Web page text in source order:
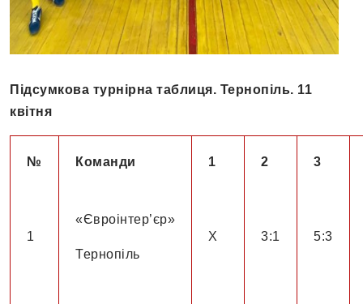
Підсумкова турнірна таблиця. Тернопіль. 11
квітня
№ Команди 1 2 3
1
«Євроінтер’єр»
Тернопіль
Х 3:1 5:3